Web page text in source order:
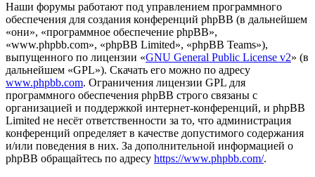
Наши форумы работают под управлением программного
обеспечения для создания конференций phpBB (в дальнейшем
«они», «программное обеспечение phpBB»,
«www.phpbb.com», «phpBB Limited», «phpBB Teams»),
выпущенного по лицензии «GNU General Public License v2» (в
дальнейшем «GPL»). Скачать его можно по адресу
www.phpbb.com. Ограничения лицензии GPL для
программного обеспечения phpBB строго связаны с
организацией и поддержкой интернет-конференций, и phpBB
Limited не несёт ответственности за то, что администрация
конференций определяет в качестве допустимого содержания
и/или поведения в них. За дополнительной информацией о
phpBB обращайтесь по адресу https://www.phpbb.com/.